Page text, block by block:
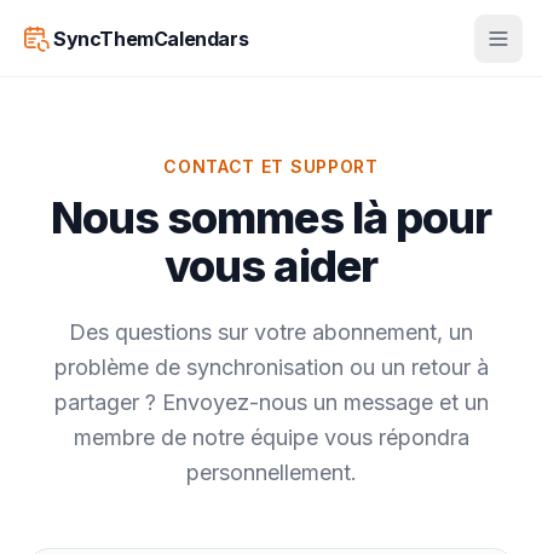
SyncThemCalendars
CONTACT ET SUPPORT
Nous sommes là pour
vous aider
Des questions sur votre abonnement, un
problème de synchronisation ou un retour à
partager ? Envoyez-nous un message et un
membre de notre équipe vous répondra
personnellement.